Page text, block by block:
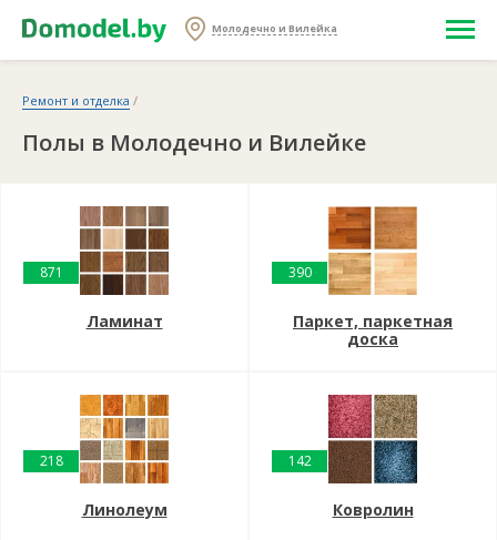
Молодечно и Вилейка
Ремонт и отделка /
Полы в Молодечно и Вилейке
871
Ламинат
390
Паркет, паркетная
доска
218
Линолеум
142
Ковролин